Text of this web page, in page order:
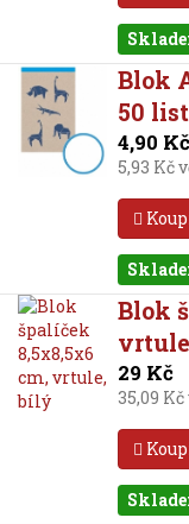
Blok
50
4,90 Kč
5,93 Kč
Blok
29 Kč
35,09 Kč